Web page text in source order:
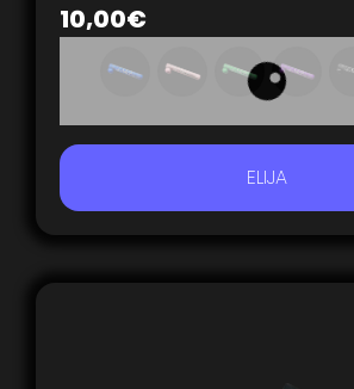
10,00€
ELIJA